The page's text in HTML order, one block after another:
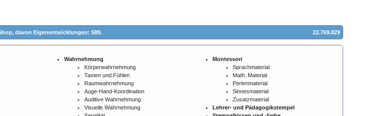
davon Eigenentwicklungen: 589. 22.769.829
Wahrnehmung
Körperwahrnehmung
Tasten und Fühlen
Raumwahrnehmung
Auge-Hand-Koordination
Auditive Wahrnehmung
Visuelle Wahrnehmung
Montessori
Sprachmaterial
Math. Material
Perlenmaterial
Sinnesmaterial
Zusatzmaterial
Lehrer- und Pädagogikstempel